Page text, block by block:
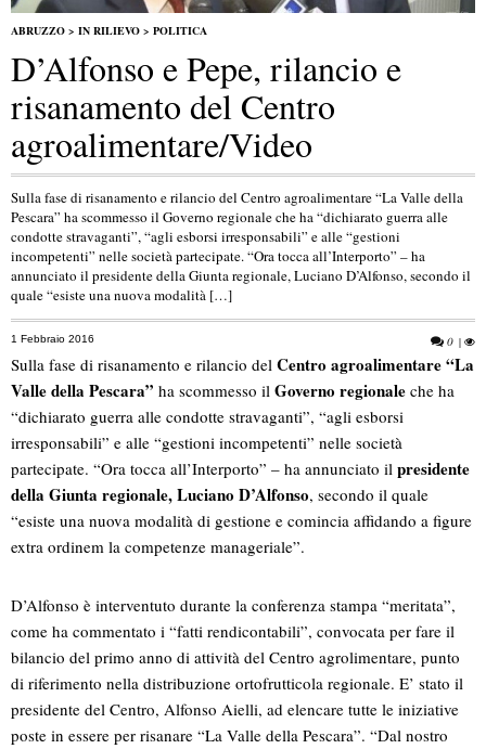
ABRUZZO > IN RILIEVO > POLITICA
D’Alfonso e Pepe, rilancio e
risanamento del Centro
agroalimentare/Video
Sulla fase di risanamento e rilancio del Centro agroalimentare “La Valle della
Pescara” ha scommesso il Governo regionale che ha “dichiarato guerra alle
condotte stravaganti”, “agli esborsi irresponsabili” e alle “gestioni
incompetenti” nelle società partecipate. “Ora tocca all’Interporto” – ha
annunciato il presidente della Giunta regionale, Luciano D’Alfonso, secondo il
quale “esiste una nuova modalità […]
1 Febbraio 2016 0 |
Sulla fase di risanamento e rilancio del Centro agroalimentare “La
Valle della Pescara” ha scommesso il Governo regionale che ha
“dichiarato guerra alle condotte stravaganti”, “agli esborsi
irresponsabili” e alle “gestioni incompetenti” nelle società
partecipate. “Ora tocca all’Interporto” – ha annunciato il presidente
della Giunta regionale, Luciano D’Alfonso, secondo il quale
“esiste una nuova modalità di gestione e comincia affidando a figure
extra ordinem la competenze manageriale”.
D’Alfonso è interventuto durante la conferenza stampa “meritata”,
come ha commentato i “fatti rendicontabili”, convocata per fare il
bilancio del primo anno di attività del Centro agrolimentare, punto
di riferimento nella distribuzione ortofrutticola regionale. E’ stato il
presidente del Centro, Alfonso Aielli, ad elencare tutte le iniziative
poste in essere per risanare “La Valle della Pescara”. “Dal nostro